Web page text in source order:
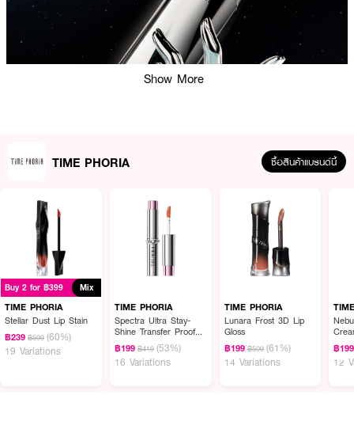
ผลลัพธ์ที่ได้ :
TIME PHORIA Timeless Supernova Setting Spray
สเปรย์เซ็ตติ้งที่ออกแบบ
มาเพื่อให้เมคอัพของคุณติดทนนานตลอดวัน ด้วยคุณสมบัติที่ช่วยควบคุมความมัน
ส่วนเกิน ลดความเงาบนใบหน้า และทำให้ผิวดูแมตต์อย่างเป็นธรรมชาติ
Show More
TIME PHORIA ซื้อสินค้าแบรนด์นี้
Buy 2 for ฿399 Mix
TIME PHORIA
Stellar Dust Lip Stain
฿239 ฿599 (60%)
19 Variations
TIME PHORIA
Spectra Ultra Stay-
Shine Transfer Proof
Lip Vinyl
฿199 ฿419 (53%)
16 Variations
TIME PHORIA
Lunara Frost 3D Lip
Gloss
฿199 ฿509 (61%)
14 Variations
฿199
12